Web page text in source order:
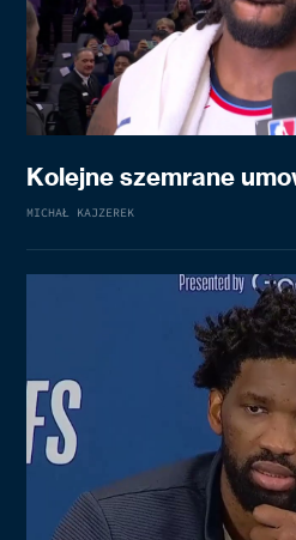
Kolejne szemrane
MICHAŁ KAJZEREK